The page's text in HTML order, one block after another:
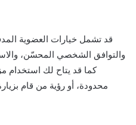
قد تشمل خيارات العضوية
والتوافق الشخصي المحسّن،
كما قد يتاح لك استخدام
محدودة، أو رؤية من قام